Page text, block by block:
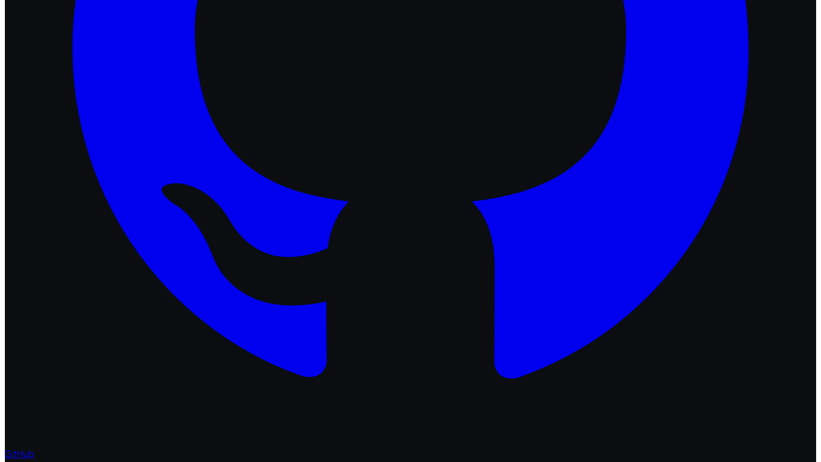
GitHub